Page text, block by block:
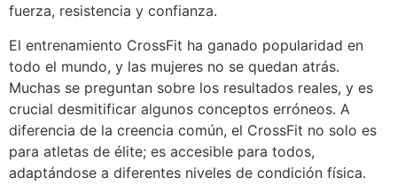
fuerza, resistencia y confianza.
El entrenamiento CrossFit ha ganado popularidad en
todo el mundo, y las mujeres no se quedan atrás.
Muchas se preguntan sobre los resultados reales, y es
crucial desmitificar algunos conceptos erróneos. A
diferencia de la creencia común, el CrossFit no solo es
para atletas de élite; es accesible para todos,
adaptándose a diferentes niveles de condición física.